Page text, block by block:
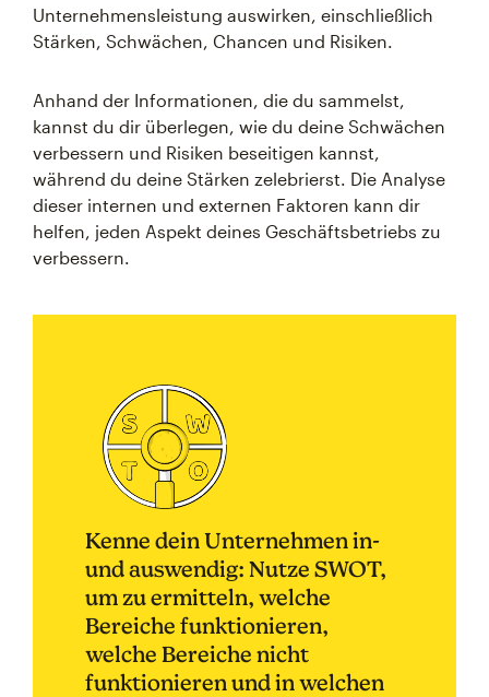
Unternehmensleistung auswirken, einschließlich
Stärken, Schwächen, Chancen und Risiken.
Anhand der Informationen, die du sammelst,
kannst du dir überlegen, wie du deine Schwächen
verbessern und Risiken beseitigen kannst,
während du deine Stärken zelebrierst. Die Analyse
dieser internen und externen Faktoren kann dir
helfen, jeden Aspekt deines Geschäftsbetriebs zu
verbessern.
Kenne dein Unternehmen in-
und auswendig: Nutze SWOT,
um zu ermitteln, welche
Bereiche funktionieren,
welche Bereiche nicht
funktionieren und in welchen